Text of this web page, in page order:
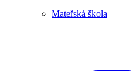
Mateřská škola